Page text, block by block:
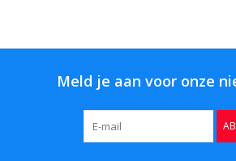
Meld je aan voor onze